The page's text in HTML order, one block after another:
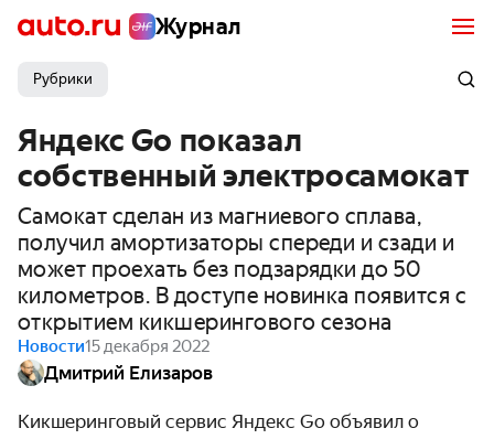
Журнал
Рубрики
Яндекс Go показал
собственный электросамокат
Самокат сделан из магниевого сплава,
получил амортизаторы спереди и сзади и
может проехать без подзарядки до 50
километров. В доступе новинка появится с
открытием кикшерингового сезона
Новости15 декабря 2022
Дмитрий Елизаров
Кикшеринговый сервис Яндекс Go объявил о